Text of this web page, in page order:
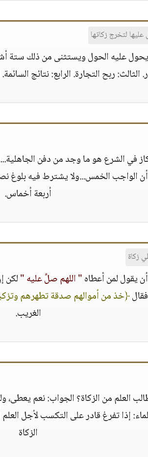
لتخرج زكاتها
عليه الحول ويستثنى من ذلك ستة
الثالث: ربح التجارة. الرابع: نتائج
في الشرع هو ما وجد من دفن
الواجب الخمس...ولا يشترط فيه بلوغ
أربعة أخماس.
زكاة
يقول لمن أعطاه" اللهم صلِّ عليه "لكن
﴿خذ من أموالهم صدقة تطهرهم
الغريب.
العلم من الزكاة؟ الجواب: نعم يعطى،
إذا تفرغ قادر على التكسب لأجل
الزكاة